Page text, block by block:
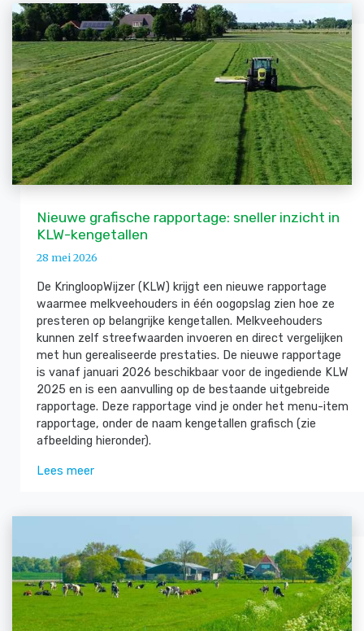
Nieuwe grafische rapportage: sneller inzicht in
KLW-kengetallen
28 mei 2026
De KringloopWijzer (KLW) krijgt een nieuwe rapportage
waarmee melkveehouders in één oogopslag zien hoe ze
presteren op belangrijke kengetallen. Melkveehouders
kunnen zelf streefwaarden invoeren en direct vergelijken
met hun gerealiseerde prestaties. De nieuwe rapportage
is vanaf januari 2026 beschikbaar voor de ingediende KLW
2025 en is een aanvulling op de bestaande uitgebreide
rapportage. Deze rapportage vind je onder het menu-item
rapportage, onder de naam kengetallen grafisch (zie
afbeelding hieronder).
Lees meer